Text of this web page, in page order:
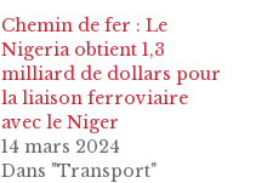
Chemin de fer : Le
Nigeria obtient 1,3
milliard de dollars pour
la liaison ferroviaire
avec le Niger
14 mars 2024
Dans "Transport"